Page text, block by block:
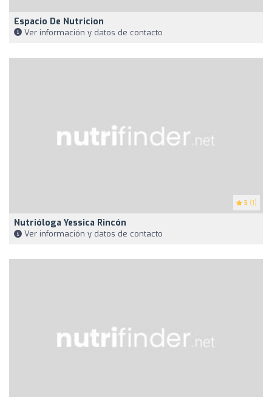
Espacio De Nutricion
Ver información y datos de contacto
5 (1)
Nutrióloga Yessica Rincón
Ver información y datos de contacto